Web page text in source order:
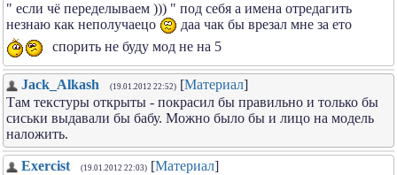
" если чё переделываем ))) " под себя а имена отредагить
незнаю как неполучаецо
даа чак бы врезал мне за ето
спорить не буду мод не на 5
Jack_Alkash (19.01.2012 22:52) [Материал]
Там текстуры открыты - покрасил бы правильно и только бы
сиськи выдавали бы бабу. Можно было бы и лицо на модель
наложить.
Exercist (19.01.2012 22:03) [Материал]